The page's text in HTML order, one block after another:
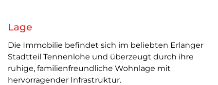
Lage
Die Immobilie befindet sich im beliebten Erlanger
Stadtteil Tennenlohe und überzeugt durch ihre
ruhige, familienfreundliche Wohnlage mit
hervorragender Infrastruktur.